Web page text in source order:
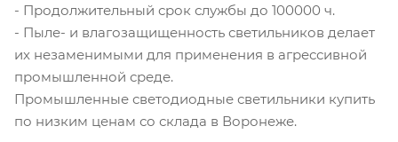
- Продолжительный срок службы до 100000 ч.
- Пыле- и влагозащищенность светильников делает
их незаменимыми для применения в агрессивной
промышленной среде.
Промышленные светодиодные светильники купить
по низким ценам со склада в Воронеже.